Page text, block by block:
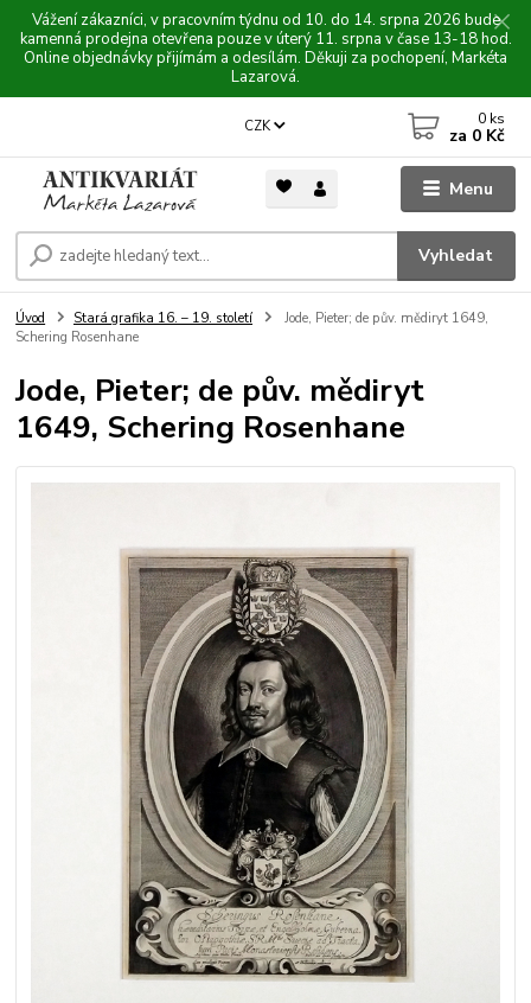
Vážení zákazníci, v pracovním týdnu od 10. do 14. srpna 2026 bude
kamenná prodejna otevřena pouze v úterý 11. srpna v čase 13-18 hod.
Online objednávky přijímám a odesílám. Děkuji za pochopení, Markéta
Lazarová.
Menu
CZK
Vyhledat
0 ks
za 0 Kč
Úvod Stará grafika 16. – 19. století
Jode, Pieter; de pův. mědiryt 1649,
Schering Rosenhane
Jode, Pieter; de pův. mědiryt
1649, Schering Rosenhane